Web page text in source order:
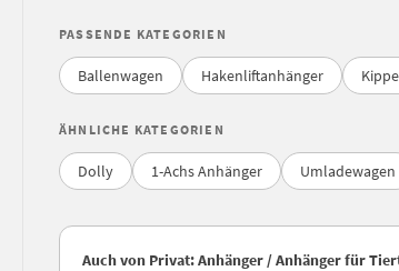
PASSENDE KATEGORIEN
Ballenwagen Hakenliftanhänger
ÄHNLICHE KATEGORIEN
Dolly 1-Achs Anhänger Umladewagen
Auch von Privat: Anhänger / Anhänger für